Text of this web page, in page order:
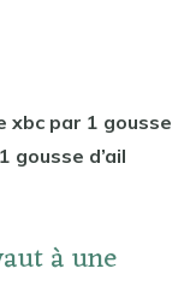
xbc par 1 gousse
gousse d’ail
à une